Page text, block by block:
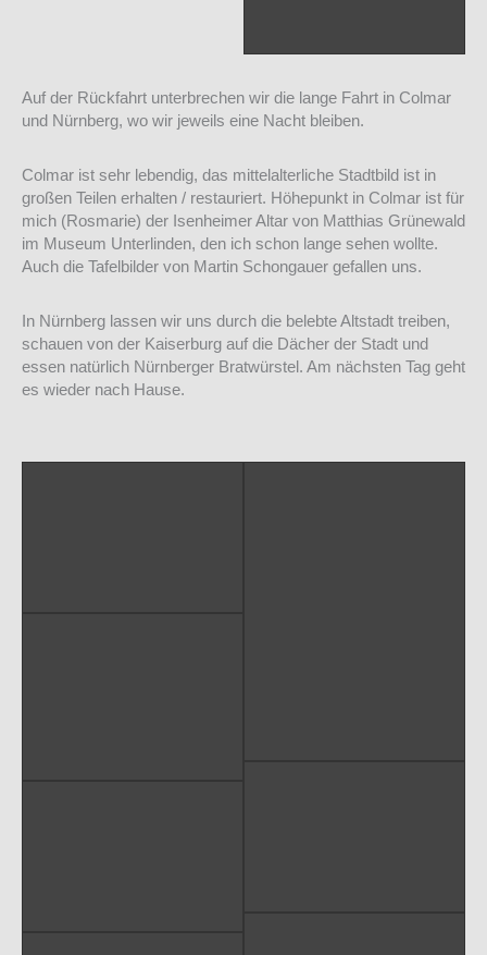
Auf der Rückfahrt unterbrechen wir die lange Fahrt in Colmar
und Nürnberg, wo wir jeweils eine Nacht bleiben.
Colmar ist sehr lebendig, das mittelalterliche Stadtbild ist in
großen Teilen erhalten / restauriert. Höhepunkt in Colmar ist für
mich (Rosmarie) der Isenheimer Altar von Matthias Grünewald
im Museum Unterlinden, den ich schon lange sehen wollte.
Auch die Tafelbilder von Martin Schongauer gefallen uns.
In Nürnberg lassen wir uns durch die belebte Altstadt treiben,
schauen von der Kaiserburg auf die Dächer der Stadt und
essen natürlich Nürnberger Bratwürstel. Am nächsten Tag geht
es wieder nach Hause.